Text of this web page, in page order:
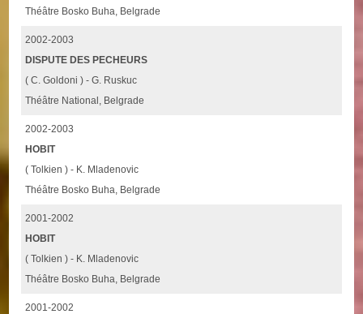
Théâtre Bosko Buha, Belgrade
2002-2003
DISPUTE DES PECHEURS
( C. Goldoni ) - G. Ruskuc
Théâtre National, Belgrade
2002-2003
HOBIT
( Tolkien ) - K. Mladenovic
Théâtre Bosko Buha, Belgrade
2001-2002
HOBIT
( Tolkien ) - K. Mladenovic
Théâtre Bosko Buha, Belgrade
2001-2002